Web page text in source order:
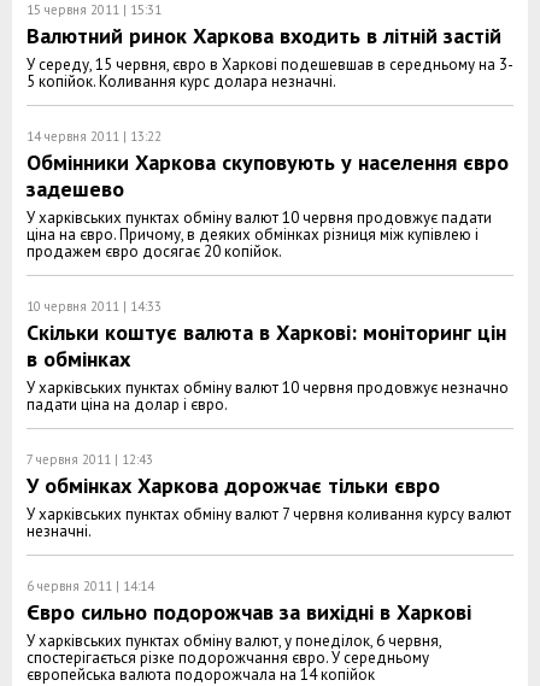
15 червня 2011 | 15:31
Валютний ринок Харкова входить в літній застій
У середу, 15 червня, євро в Харкові подешевшав в середньому на 3-
5 копійок. Коливання курс долара незначні.
14 червня 2011 | 13:22
Обмінники Харкова скуповують у населення євро
задешево
У харківських пунктах обміну валют 10 червня продовжує падати
ціна на євро. Причому, в деяких обмінках різниця між купівлею і
продажем євро досягає 20 копійок.
10 червня 2011 | 14:33
Скільки коштує валюта в Харкові: моніторинг цін
в обмінках
У харківських пунктах обміну валют 10 червня продовжує незначно
падати ціна на долар і євро.
7 червня 2011 | 12:43
У обмінках Харкова дорожчає тільки євро
У харківських пунктах обміну валют 7 червня коливання курсу валют
незначні.
6 червня 2011 | 14:14
Євро сильно подорожчав за вихідні в Харкові
У харківських пунктах обміну валют, у понеділок, 6 червня,
спостерігається різке подорожчання євро. У середньому
європейська валюта подорожчала на 14 копійок